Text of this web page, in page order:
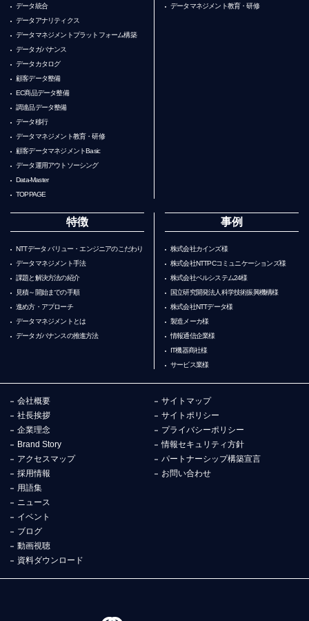
データ統合
データアナリティクス
データマネジメントプラットフォーム構築
データガバナンス
データカタログ
顧客データ整備
EC商品データ整備
調達品データ整備
データ移行
データマネジメント教育・研修
顧客データマネジメントBasic
データ運用アウトソーシング
Data-Master
TOPPAGE
データマネジメント教育・研修
特徴
NTTデータ バリュー・エンジニアのこだわり
データマネジメント手法
課題と解決方法の紹介
見積～開始までの手順
進め方・アプローチ
データマネジメントとは
データガバナンスの推進方法
事例
株式会社カインズ様
株式会社NTTPCコミュニケーションズ様
株式会社ベルシステム24様
国立研究開発法人科学技術振興機構様
株式会社NTTデータ様
製造メーカ様
情報通信企業様
IT機器商社様
サービス業様
会社概要
社長挨拶
企業理念
Brand Story
アクセスマップ
採用情報
サイトマップ
サイトポリシー
プライバシーポリシー
情報セキュリティ方針
パートナーシップ構築宣言
お問い合わせ
用語集
ニュース
イベント
ブログ
動画視聴
資料ダウンロード